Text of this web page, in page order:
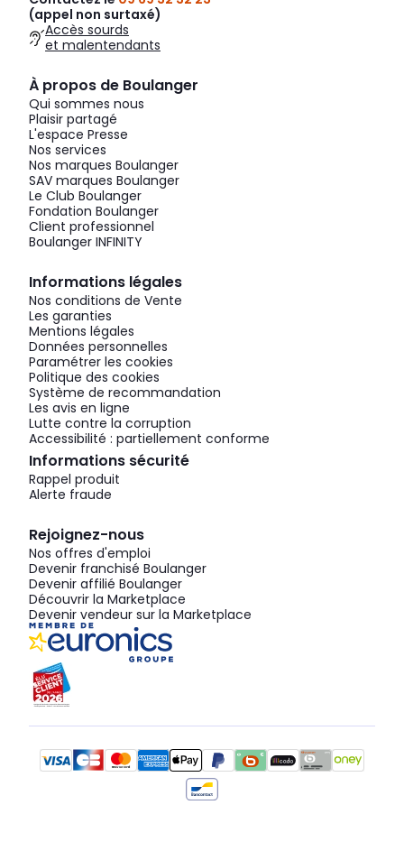
(appel non surtaxé)
Accès sourds
et malentendants
À propos de Boulanger
Qui sommes nous
Plaisir partagé
L'espace Presse
Nos services
Nos marques Boulanger
SAV marques Boulanger
Le Club Boulanger
Fondation Boulanger
Client professionnel
Boulanger INFINITY
Informations légales
Nos conditions de Vente
Les garanties
Mentions légales
Données personnelles
Paramétrer les cookies
Politique des cookies
Système de recommandation
Les avis en ligne
Lutte contre la corruption
Accessibilité : partiellement conforme
Informations sécurité
Rappel produit
Alerte fraude
Rejoignez-nous
Nos offres d'emploi
Devenir franchisé Boulanger
Devenir affilié Boulanger
Découvrir la Marketplace
Devenir vendeur sur la Marketplace